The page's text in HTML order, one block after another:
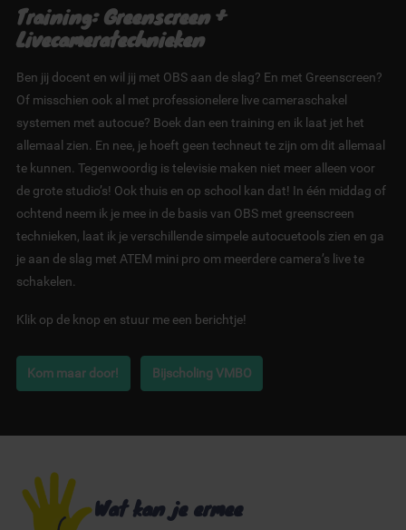
Training: Greenscreen +
Livecameratechnieken
Ben jij docent en wil jij met OBS aan de slag? En met Greenscreen?
Of misschien ook al met professionelere live cameraschakel
systemen met autocue? Boek dan een training en ik laat jet het
allemaal zien. En nee, je hoeft geen techneut te zijn om dit allemaal
te kunnen. Tegenwoordig is televisie maken niet meer alleen voor
de grote studio’s! Ook thuis en op school kan dat! In één middag of
ochtend neem ik je mee in de basis van OBS met greenscreen
technieken, laat ik je verschillende simpele autocuetools zien en ga
je aan de slag met ATEM mini pro om meerdere camera’s live te
schakelen.
Klik op de knop en stuur me een berichtje!
Kom maar door! Bijscholing VMBO
Wat kan je ermee